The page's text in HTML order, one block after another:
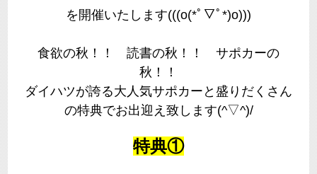
を開催いたします(((o(*ﾟ▽ﾟ*)o)))
食欲の秋！！ 読書の秋！！ サポカーの
秋！！
ダイハツが誇る大人気サポカーと盛りだくさん
の特典でお出迎え致します(^▽^)/
特典①